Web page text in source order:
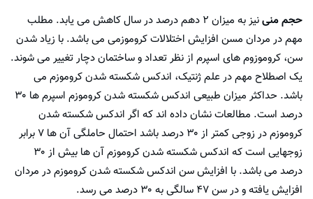
حجم منی
نیز به میزان ۲ دهم درصد در سال کاهش می یابد. مطلب
مهم در مردان مسن افزایش اختلالات کروموزمی می باشد. با زیاد شدن
سن، کروموزوم های اسپرم از نظر تعداد و ساختمان دچار تغییر می شوند.
یک اصطلاح مهم در علم ژنتیک، اندکس شکسته شدن کروموزم می
باشد. حداکثر میزان طبیعی اندکس شکسته شدن کروموزم اسپرم ها ۳۰
درصد است. مطالعات نشان داده اند که اگر اندکس شکسته شدن
کروموزم در زوجی کمتر از ۳۰ درصد باشد احتمال حاملگی آن ها ۷ برابر
زوجهایی است که اندکس شکسته شدن کروموزم آن ها بیش از ۳۰
درصد می باشد. با افزایش سن اندکس شکسته شدن کروموزم در مردان
افزایش یافته و در سن ۴۷ سالگی به ۳۰ درصد می رسد.